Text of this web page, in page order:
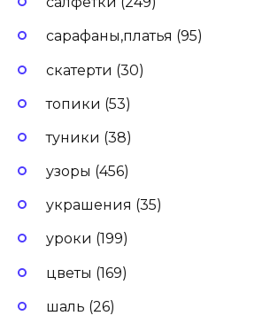
сарафаны,платья (95)
скатерти (30)
топики (53)
туники (38)
узоры (456)
украшения (35)
уроки (199)
цветы (169)
шаль (26)